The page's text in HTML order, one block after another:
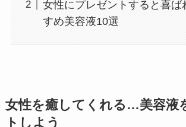
女性にプレゼントすると喜ば
すめ美容液10選
女性を癒してくれる…美容液
トしよう